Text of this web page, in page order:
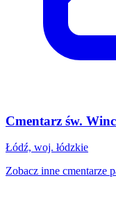
Cmentarz św.
Łódź, woj. łódzkie
Zobacz inne cmentarze